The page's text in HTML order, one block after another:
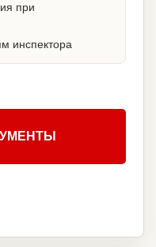
при
инспектора